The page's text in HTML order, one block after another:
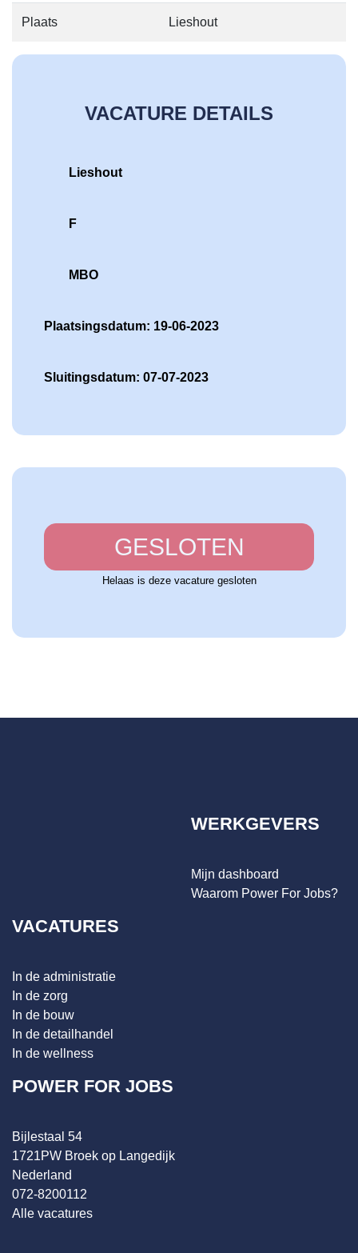
Plaats Lieshout
VACATURE DETAILS
Lieshout
F
MBO
Plaatsingsdatum: 19-06-2023
Sluitingsdatum: 07-07-2023
GESLOTEN
Helaas is deze vacature gesloten
WERKGEVERS
Mijn dashboard
Waarom Power For Jobs?
VACATURES
In de administratie
In de zorg
In de bouw
In de detailhandel
In de wellness
POWER FOR JOBS
Bijlestaal 54
1721PW Broek op Langedijk
Nederland
072-8200112
Alle vacatures